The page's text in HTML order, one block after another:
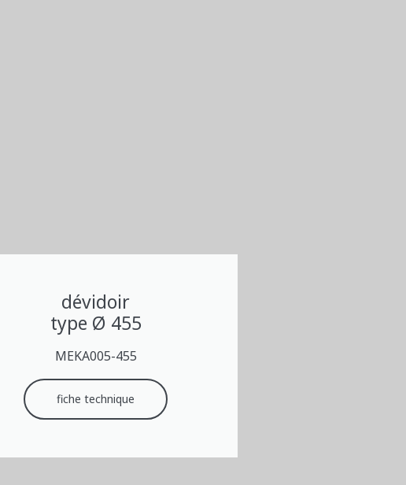
dévidoir
type Ø 455
MEKA005-455
fiche technique